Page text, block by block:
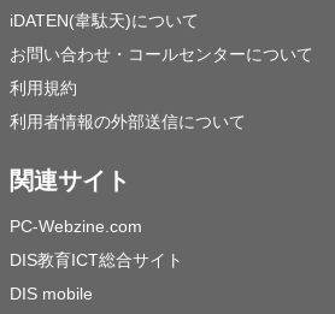
iDATEN(韋駄天)について
お問い合わせ・コールセンターについて
利用規約
利用者情報の外部送信について
関連サイト
PC-Webzine.com
DIS教育ICT総合サイト
DIS mobile